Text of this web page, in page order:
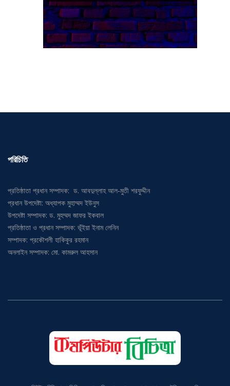
পরিচিতি
প্রতিষ্ঠাতা প্রধান সম্পাদক: ড. আবদুল্লাহ আল-মুতী শরফুদ্দীন
প্রধান উপদেষ্টা: অধ্যাপক মুহাম্মদ ইউনুস
উপদেষ্টা সম্পাদক: ড. মুহম্মদ জাফর ইকবাল
প্রতিষ্ঠাতা ও প্রধান সম্পাদক: ভূঁইয়া ইনাম লেনিন
সম্পাদক: প্রকৌশলী হাকিকুর রহমান
অনলাইন সম্পাদক: মো. কামরুল আহসান